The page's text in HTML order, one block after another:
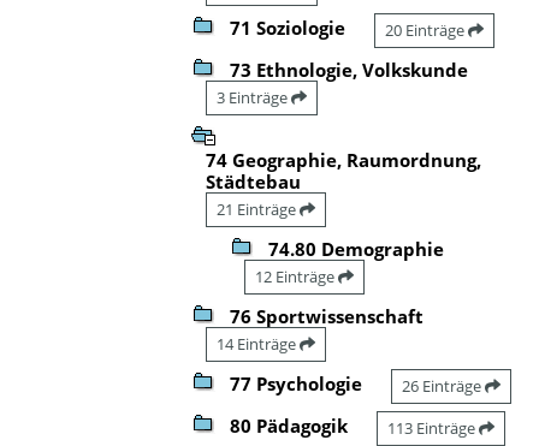
71 Soziologie 20 Einträge
73 Ethnologie, Volkskunde
3 Einträge
74 Geographie, Raumordnung,
Städtebau
21 Einträge
74.80 Demographie
12 Einträge
76 Sportwissenschaft
14 Einträge
77 Psychologie 26 Einträge
80 Pädagogik 113 Einträge